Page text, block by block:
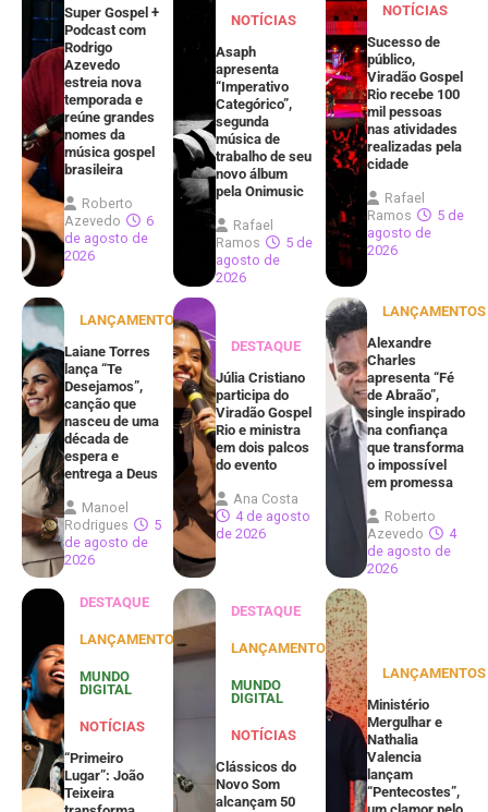
Super Gospel +
Podcast com
Rodrigo
Azevedo
estreia nova
temporada e
reúne grandes
nomes da
música gospel
brasileira
Roberto
Azevedo
6
de agosto de
2026
NOTÍCIAS
Asaph
apresenta
“Imperativo
Categórico”,
segunda
música de
trabalho de seu
novo álbum
pela Onimusic
Rafael
Ramos
5 de
agosto de
2026
NOTÍCIAS
Sucesso de
público,
Viradão Gospel
Rio recebe 100
mil pessoas
nas atividades
realizadas pela
cidade
Rafael
Ramos
5 de
agosto de
2026
LANÇAMENTOS
Laiane Torres
lança “Te
Desejamos”,
canção que
nasceu de uma
década de
espera e
entrega a Deus
Manoel
Rodrigues
5
de agosto de
2026
DESTAQUE
Júlia Cristiano
participa do
Viradão Gospel
Rio e ministra
em dois palcos
do evento
Ana Costa
4 de agosto
de 2026
LANÇAMENTOS
Alexandre
Charles
apresenta “Fé
de Abraão”,
single inspirado
na confiança
que transforma
o impossível
em promessa
Roberto
Azevedo
4
de agosto de
2026
DESTAQUE
LANÇAMENTOS
MUNDO
DIGITAL
NOTÍCIAS
“Primeiro
Lugar”: João
Teixeira
DESTAQUE
LANÇAMENTOS
MUNDO
DIGITAL
NOTÍCIAS
Clássicos do
Novo Som
alcançam 50
LANÇAMENTOS
Ministério
Mergulhar e
Nathalia
Valencia
lançam
“Pentecostes”,